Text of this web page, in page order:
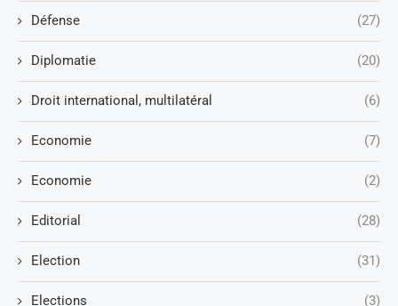
Défense (27)
Diplomatie (20)
Droit international, multilatéral (6)
Economie (7)
Economie (2)
Editorial (28)
Election (31)
Elections (3)